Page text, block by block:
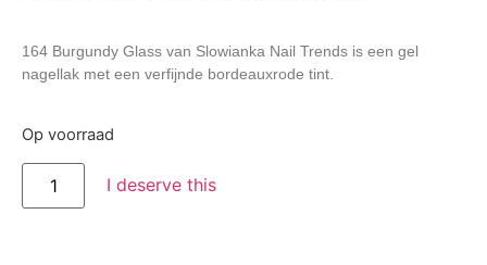
164 Burgundy Glass van Slowianka Nail Trends is een gel
nagellak met een verfijnde bordeauxrode tint.
Op voorraad
I deserve this